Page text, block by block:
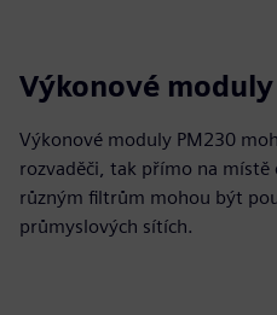
Výkonové
Výkonové moduly PM230
rozvaděči, tak přímo na
různým filtrům mohou být
průmyslových sítích.